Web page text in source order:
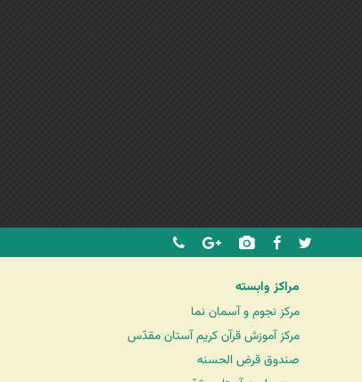
مراکز وابسته
مرکز نجوم و آسمان نما
مرکز آموزش قرآن کریم آستان مقدّس
صندوق قرض الحسنه